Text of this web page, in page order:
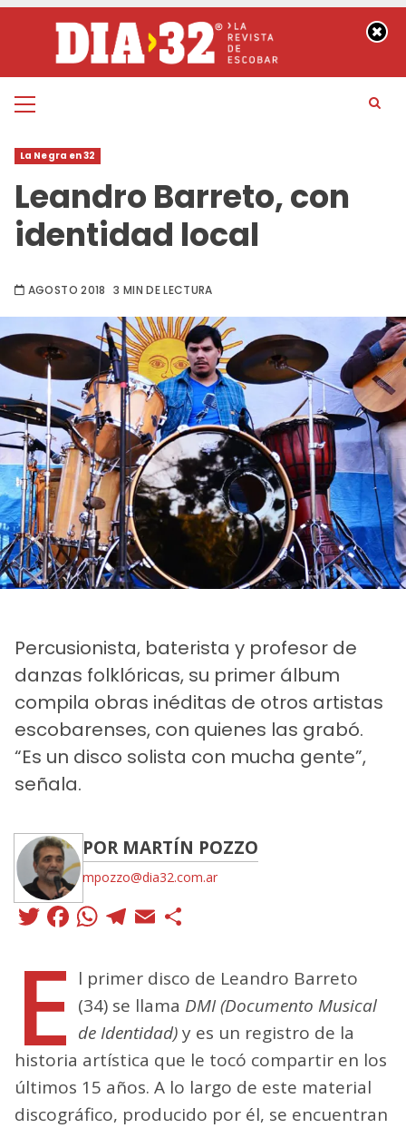
contenido
Menú
La Negra en 32
Leandro Barreto, con
identidad local
AGOSTO 2018 3 MIN DE LECTURA
Percusionista, baterista y profesor de
danzas folklóricas, su primer álbum
compila obras inéditas de otros artistas
escobarenses, con quienes las grabó.
“Es un disco solista con mucha gente”,
señala.
POR MARTÍN POZZO
mpozzo@dia32.com.ar
Twitter
Facebook
WhatsApp
Telegram
Email
E l primer disco de Leandro Barreto
(34) se llama DMI (Documento Musical
de Identidad)y es un registro de la
historia artística que le tocó compartir en los
últimos 15 años. A lo largo de este material
discográfico, producido por él, se encuentran